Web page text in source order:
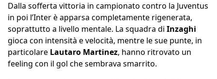
Dalla sofferta vittoria in campionato contro la Juventus
in poi l’Inter è apparsa completamente rigenerata,
soprattutto a livello mentale. La squadra di Inzaghi
gioca con intensità e velocità, mentre le sue punte, in
particolare Lautaro Martinez, hanno ritrovato un
feeling con il gol che sembrava smarrito.